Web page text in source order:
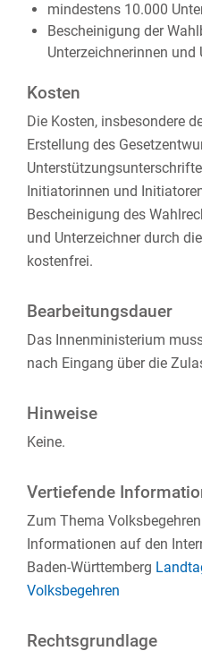
mindestens 10.000
Bescheinigung der
Unterzeichnerinnen und
Kosten
Die Kosten, insbesondere
Erstellung des
Initiatorinnen und
Bescheinigung des
und Unterzeichner durch
kostenfrei.
Bearbeitungsdauer
Das Innenministerium
nach Eingang über die
Hinweise
Keine.
Vertiefende
Zum Thema
Informationen auf den
Baden-Württemberg
Volksbegehren
Rechtsgrundlage